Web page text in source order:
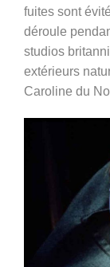
fuites sont
déroule
studios
extérieurs
Caroline du